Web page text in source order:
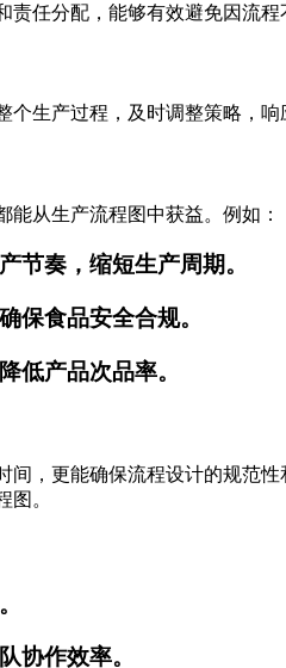
责任分配，能够有效避免因流
生产过程，及时调整策略，响
能从生产流程图中获益。例如：
节奏，缩短生产周期。
保食品安全合规。
低产品次品率。
间，更能确保流程设计的规范
图。
协作效率。